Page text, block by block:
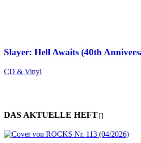
Slayer: Hell Awaits (40th
CD & Vinyl
DAS AKTUELLE HEFT